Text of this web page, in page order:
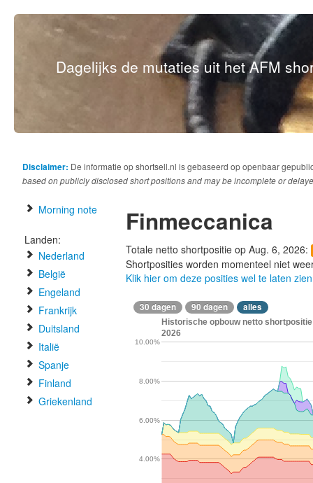
Dagelijks de mutaties uit het AFM
Disclaimer: De informatie op shortsell.nl is gebaseerd op openbaar
based on publicly disclosed short positions and may be incomplete or
Morning note
Landen:
Nederland
België
Engeland
Frankrijk
Duitsland
Italië
Spanje
Finland
Griekenland
Finmeccanica
Totale netto shortpositie op Aug. 6, 2026:
Shortposities worden momenteel niet
Klik hier om deze posities wel te laten zien
30 dagen 90 dagen alles
Historische opbouw netto
2026
4.00%
6.00%
8.00%
10.00%